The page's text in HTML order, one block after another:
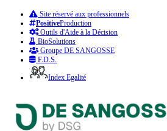
Site réservé aux professionnels
PositiveProduction
Outils d'Aide à la Décision
BioSolutions
Groupe DE SANGOSSE
F.D.S.
Index Egalité